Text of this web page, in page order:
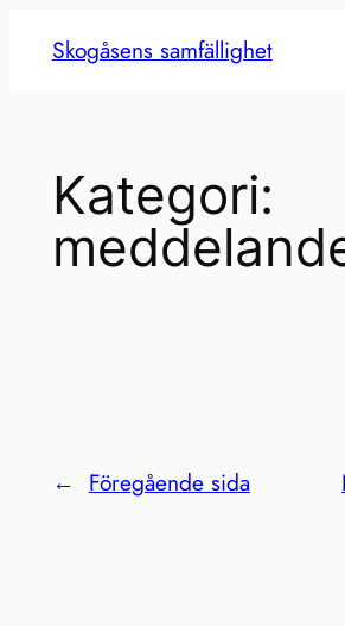
Skogåsens samfällighet
Kategori:
← Föregående sida